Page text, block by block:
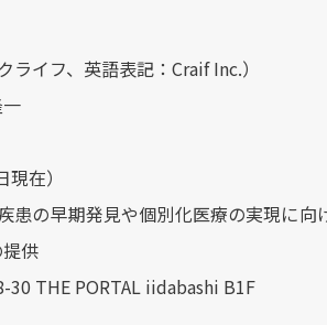
イフ、英語表記：Craif Inc.）
在）
患の早期発見や個別化医療の実現に
供
THE PORTAL iidabashi B1F